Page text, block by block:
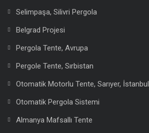
Selimpaşa, Silivri Pergola
Belgrad Projesi
Pergola Tente, Avrupa
Pergole Tente, Sırbistan
Otomatik Motorlu Tente, Sarıyer, İstanbul
Otomatik Pergola Sistemi
Almanya Mafsallı Tente